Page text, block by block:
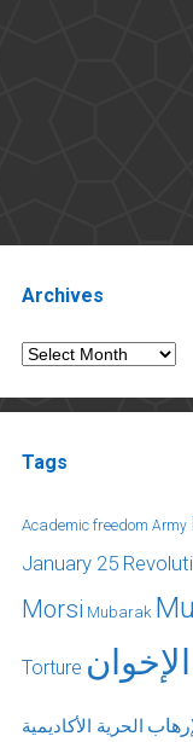
Archives
Archives
Tags
Academic freedom Army
January 25
Morsi Mubarak
Torture الإخوان
الحرية الأكاديمية